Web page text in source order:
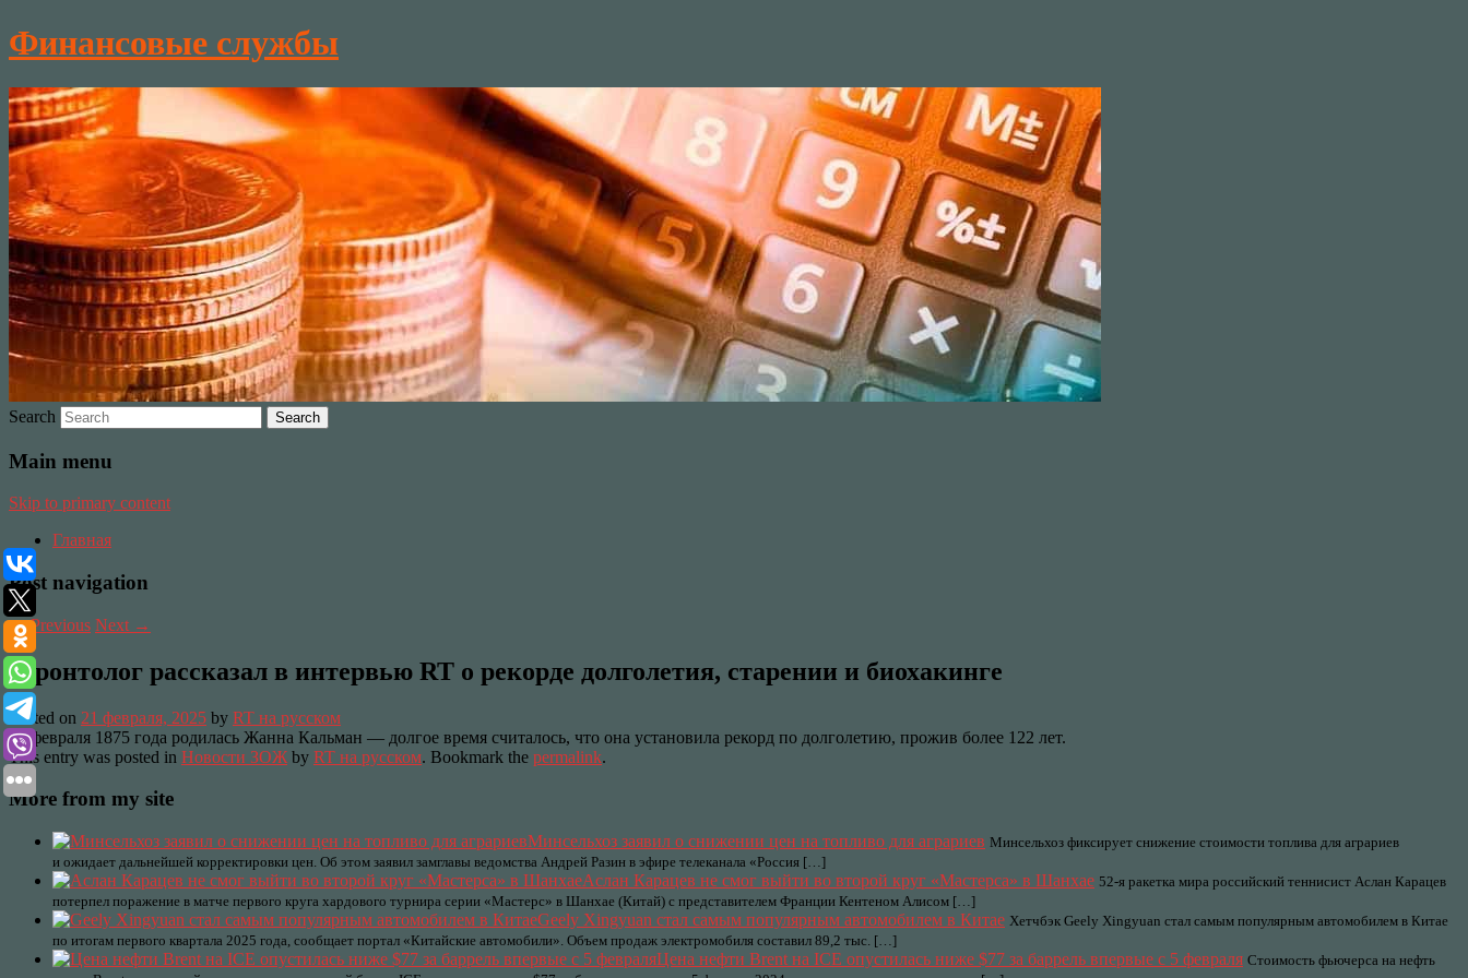
Финансовые службы
Search
Main menu
Skip to primary content
Главная
Post navigation
←Previous Next →
Геронтолог рассказал в интервью RT о рекорде долголетия, старении и биохакинге
Posted on 21 февраля, 2025 by RT на русском
21 февраля 1875 года родилась Жанна Кальман — долгое время считалось, что она установила рекорд по долголетию, прожив более 122 лет.
This entry was posted in Новости ЗОЖ by RT на русском. Bookmark the permalink.
More from my site
Минсельхоз заявил о снижении цен на топливо для аграриев Минсельхоз фиксирует снижение стоимости топлива для аграриев
и ожидает дальнейшей корректировки цен. Об этом заявил замглавы ведомства Андрей Разин в эфире телеканала «Россия […]
Аслан Карацев не смог выйти во второй круг «Мастерса» в Шанхае 52-я ракетка мира российский теннисист Аслан Карацев
потерпел поражение в матче первого круга хардового турнира серии «Мастерс» в Шанхае (Китай) с представителем Франции Кентеном Алисом […]
Geely Xingyuan стал самым популярным автомобилем в Китае Хетчбэк Geely Xingyuan стал самым популярным автомобилем в Китае
по итогам первого квартала 2025 года, сообщает портал «Китайские автомобили». Объем продаж электромобиля составил 89,2 тыс. […]
Цена нефти Brent на ICE опустилась ниже $77 за баррель впервые с 5 февраля Стоимость фьючерса на нефть